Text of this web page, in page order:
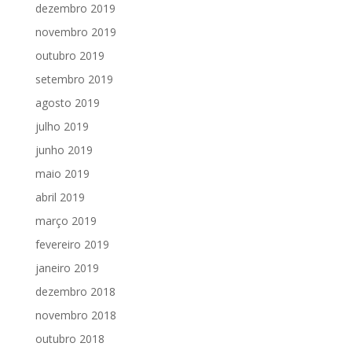
dezembro 2019
novembro 2019
outubro 2019
setembro 2019
agosto 2019
julho 2019
junho 2019
maio 2019
abril 2019
março 2019
fevereiro 2019
janeiro 2019
dezembro 2018
novembro 2018
outubro 2018